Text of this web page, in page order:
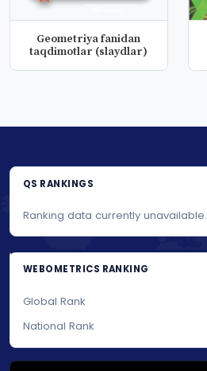
Geometriya fanidan
taqdimotlar (slaydlar)
QS RANKINGS
Ranking data currently unavailable.
WEBOMETRICS RANKING
Global Rank
National Rank